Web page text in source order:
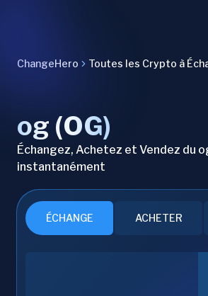
ChangeHero Toutes les Crypto à
og (OG)
Échangez, Achetez et Vendez du
instantanément
ÉCHANGE ACHETER